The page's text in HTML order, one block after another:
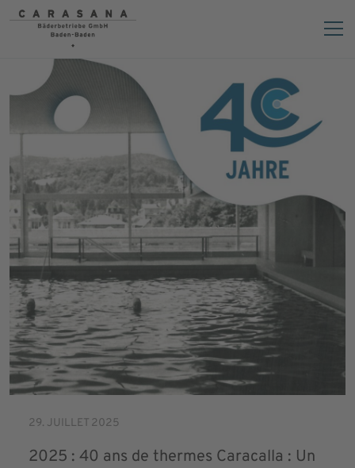
Informations sur la
CARASANA Bäderbetriebe GmbH
29. JUILLET 2025
2025 : 40 ans de thermes Caracalla : Un